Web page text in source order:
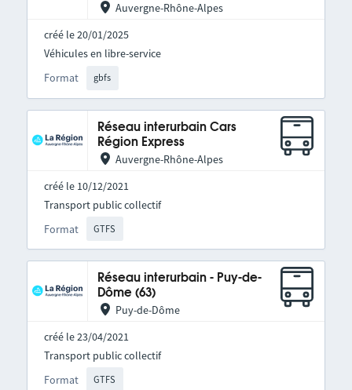
Auvergne-Rhône-Alpes
créé le 20/01/2025
Format gbfs
Véhicules en libre-service
Réseau interurbain Cars
Région Express
Auvergne-Rhône-Alpes
créé le 10/12/2021
Format GTFS
Transport public collectif
Réseau interurbain - Puy-de-
Dôme (63)
Puy-de-Dôme
créé le 23/04/2021
Format GTFS
Transport public collectif